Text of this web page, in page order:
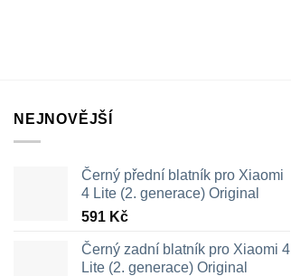
NEJNOVĚJŠÍ
Černý přední blatník pro Xiaomi
4 Lite (2. generace) Original
591 Kč
Černý zadní blatník pro Xiaomi 4
Lite (2. generace) Original